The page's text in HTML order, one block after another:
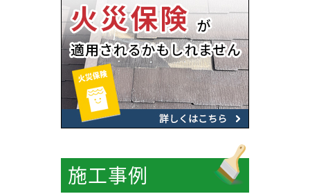
施工事例